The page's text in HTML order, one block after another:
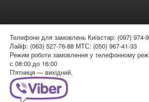
Доставка и оплата
Как заказать
Контакти
Таблиця розмірів
Телефони для замовлень Київстар: (097) 974-
Лайф: (063) 527-76-88 МТС: (050) 967-41-33
Режим роботи замовлення у телефонному
с 08:00 до 16:00
П'ятниця — вихідний.